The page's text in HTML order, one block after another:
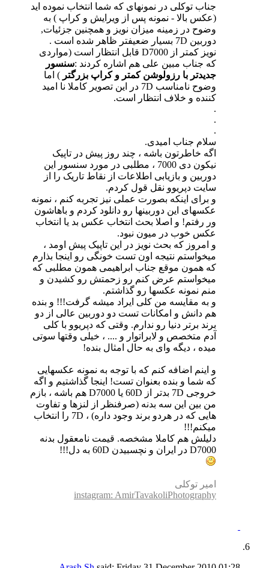
جناب توکلی در نمونهای که شما انتخاب نموده اید
(عکس بالا - نمونه پس از ویرایش و کراپ ) به
وضوح در زمینه میزان نویز و همچنین جزئیات,
دوربین 7D بسیار ضعیفتر ظاهر شده است .
نویز کمتر از D7000 قابل انتظار است (مواردی
که جناب مبین علی هم اشاره کردند :سنسور
جدیدتر با رزولوشن کمتر و کراپ بزرگتر ) اما
وضوح نامناسب 7D در این تصویر کاملا نا امید
کننده و خلاف انتظار است.
.
.
.
سلام جناب امیدی.
اگه خاطرتون باشه ، چند روز پیش در تاپیک
نیکون دی 7000 ، مطلبی در مورد سنسور این
دوربین و بازیابی اطلاعات از نقاط تاریک را از
سایت دپریوو نقل قول کردم.
و برای اینکه بصورت عملی نیز تجربه کنم ، نمونه
عکسهای این دوربینها رو دانلود کردم و باهاشون
ور رفتم! و اصلا بحث انتخاب عکس بد یا انتخاب
عکس خوب در میون نبود.
و امروز که بحث نویز در این تاپیک پیش اومد ،
میخواستم نتیجه اون تست خونگی رو اینجا بذارم
که همون موقع جناب ابراهیمی همون مطلبی که
میخواستم عرض کنم رو زحمتش رو کشیدن و
منم نمونه عکسها رو گذاشتم.
و به مقایسه من کلی ایراد میشه گرفت!!! و بنده
هم دانش و امکانات تست دو دوربین عالی از دو
برند برتر دنیا رو ندارم. وقتی که دپریوو با کلی
آدم متخصص و لابراتوار و .... ، خیلی وقتها سوتی
میده ، دیگه وای به حال امثال بنده!
و اینم اضافه کنم که با توجه به نمونه عکسهایی
که شما و بنده بعنوان تست! اینجا گذاشتیم و اگه
خروجی 7D بدتر از 60D یا D7000 هم باشه ، بازم
من بین این سه بدنه (صرفنظر از لنزها و تفاوت
هایی که در هردو برند وجود داره) ، 7D را انتخاب
میکنم!!!
دلیلش هم کاملا مشخصه. قیمت نامعقول بدنه
D7000 در ایران و نچسبیدن 60D به دل!!!
امیر توکلی
instagram: AmirTavakoliPhotography